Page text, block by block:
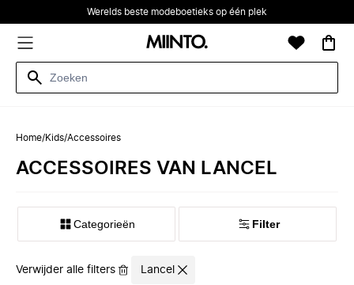
Werelds beste modeboetieks op één plek
Home/Kids/Accessoires
ACCESSOIRES VAN LANCEL
Categorieën Filter
Verwijder alle filters Lancel